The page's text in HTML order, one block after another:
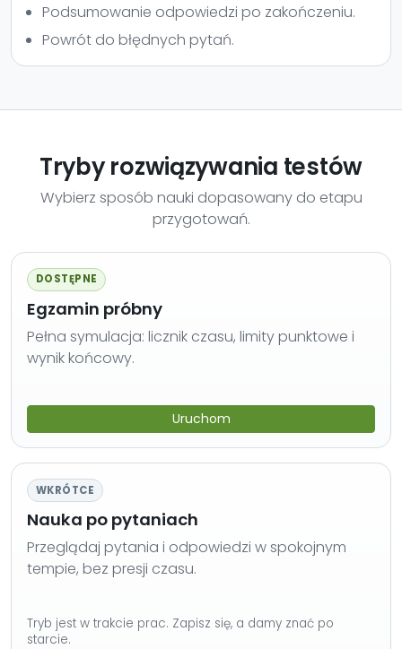
Podsumowanie odpowiedzi po zakończeniu.
Powrót do błędnych pytań.
Tryby rozwiązywania testów
Wybierz sposób nauki dopasowany do etapu
przygotowań.
DOSTĘPNE
Egzamin próbny
Pełna symulacja: licznik czasu, limity punktowe i
wynik końcowy.
Uruchom
WKRÓTCE
Nauka po pytaniach
Przeglądaj pytania i odpowiedzi w spokojnym
tempie, bez presji czasu.
Tryb jest w trakcie prac. Zapisz się, a damy znać po
starcie.